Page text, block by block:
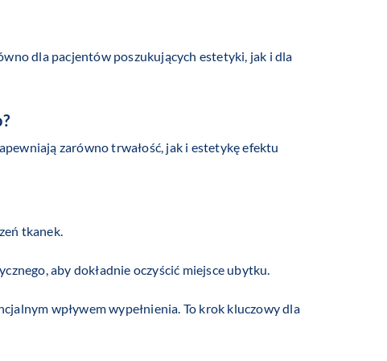
dla pacjentów poszukujących estetyki, jak i dla
?
zarówno trwałość, jak i estetykę efektu
tkanek.
aby dokładnie oczyścić miejsce ubytku.
wpływem wypełnienia. To krok kluczowy dla